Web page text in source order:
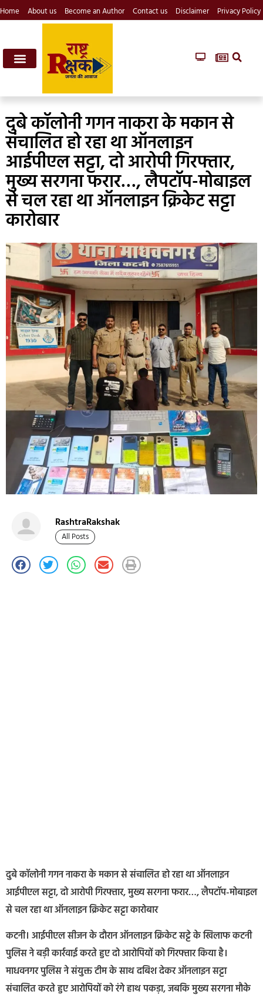
Home About us Become an Author Contact us Disclaimer Privacy Policy
दुबे कॉलोनी गगन नाकरा के मकान से
संचालित हो रहा था ऑनलाइन
आईपीएल सट्टा, दो आरोपी गिरफ्तार,
मुख्य सरगना फरार…, लैपटॉप-मोबाइल
से चल रहा था ऑनलाइन क्रिकेट सट्टा
कारोबार
RashtraRakshak
All Posts
दुबे कॉलोनी गगन नाकरा के मकान से संचालित हो रहा था ऑनलाइन
आईपीएल सट्टा, दो आरोपी गिरफ्तार, मुख्य सरगना फरार…, लैपटॉप-मोबाइल
से चल रहा था ऑनलाइन क्रिकेट सट्टा कारोबार
कटनी। आईपीएल सीजन के दौरान ऑनलाइन क्रिकेट सट्टे के खिलाफ कटनी
पुलिस ने बड़ी कार्रवाई करते हुए दो आरोपियों को गिरफ्तार किया है।
माधवनगर पुलिस ने संयुक्त टीम के साथ दबिश देकर ऑनलाइन सट्टा
संचालित करते हुए आरोपियों को रंगे हाथ पकड़ा, जबकि मुख्य सरगना मौके